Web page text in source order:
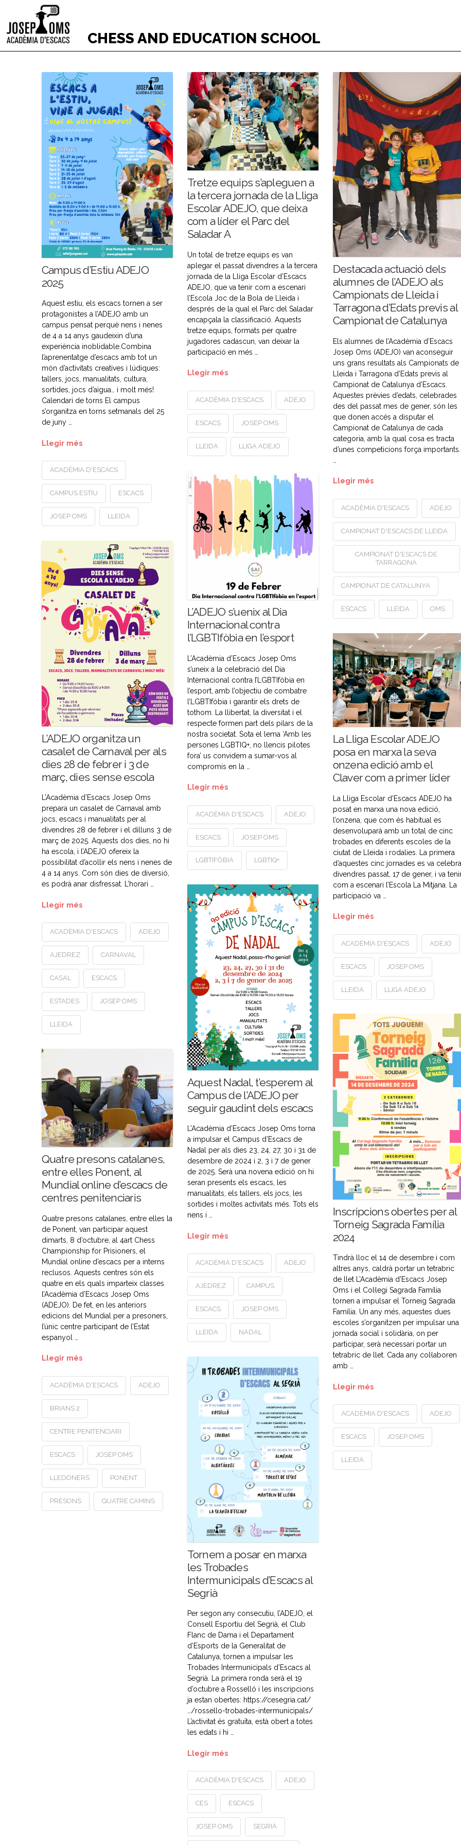
CHESS AND EDUCATION SCHOOL
Campus d’Estiu ADEJO
2025
Aquest estiu, els escacs tornen a ser
protagonistes a l’ADEJO amb un
campus pensat perquè nens i nenes
de 4 a 14 anys gaudeixin d’una
experiència inoblidable.Combina
l’aprenentatge d’escacs amb tot un
món d’activitats creatives i lúdiques:
tallers, jocs, manualitats, cultura,
sortides, jocs d’aigua… i molt més!
Calendari de torns El campus
s’organitza en torns setmanals del 25
de juny …
Llegir més
ACADÈMIA D'ESCACS
CAMPUS ESTIU ESCACS
JOSEP OMS LLEIDA
Tretze equips s’apleguen a
la tercera jornada de la Lliga
Escolar ADEJO, que deixa
com a líder el Parc del
Saladar A
Un total de tretze equips es van
aplegar el passat divendres a la tercera
jornada de la Lliga Escolar d’Escacs
ADEJO, que va tenir com a escenari
l’Escola Joc de la Bola de Lleida i
després de la qual el Parc del Saladar
encapçala la classificació. Aquests
tretze equips, formats per quatre
jugadores cadascun, van deixar la
participació en més …
Llegir més
ACADÈMIA D'ESCACS ADEJO
ESCACS JOSEP OMS
LLEIDA LLIGA ADEJO
Destacada actuació dels
alumnes de l’ADEJO als
Campionats de Lleida i
Tarragona d’Edats previs al
Campionat de Catalunya
Els alumnes de l’Acadèmia d’Escacs
Josep Oms (ADEJO) van aconseguir
uns grans resultats als Campionats de
Lleida i Tarragona d’Edats previs al
Campionat de Catalunya d’Escacs.
Aquestes prèvies d’edats, celebrades
des del passat mes de gener, són les
que donen accés a disputar el
Campionat de Catalunya de cada
categoria, amb la qual cosa es tracta
d’unes competicions força importants.
Llegir més
ACADÈMIA D'ESCACS ADEJO
CAMPIONAT D'ESCACS DE LLEIDA
CAMPIONAT D'ESCACS DE
TARRAGONA
CAMPIONAT DE CATALUNYA
ESCACS LLEIDA OMS
L’ADEJO s’uenix al Dia
Internacional contra
l’LGBTIfòbia en l’esport
L’Acadèmia d’Escacs Josep Oms
s’uneix a la celebració del Dia
Internacional contra I’LGBTIfòbia en
l’esport, amb l’objectiu de combatre
l’LGBTIfòbia i garantir els drets de
tothom. La llibertat, la diversitat i el
respecte formen part dels pilars de la
nostra societat. Sota el lema ‘Amb les
persones LGBTIQ+, no llencis pilotes
fora’ us convidem a sumar-vos al
compromís en la …
Llegir més
ACADÈMIA D'ESCACS ADEJO
ESCACS JOSEP OMS
LGBTIFÒBIA LGBTIQ+
L’ADEJO organitza un
casalet de Carnaval per als
dies 28 de febrer i 3 de
març, dies sense escola
L’Acadèmia d’Escacs Josep Oms
prepara un casalet de Carnaval amb
jocs, escacs i manualitats per al
divendres 28 de febrer i el dilluns 3 de
març de 2025. Aquests dos dies, no hi
ha escola, i l’ADEJO ofereix la
possibilitat d’acollir els nens i nenes de
4 a 14 anys. Com són dies de diversió,
es podrà anar disfressat. L’horari …
Llegir més
ACADÈMIA D'ESCACS ADEJO
AJEDREZ CARNAVAL
CASAL ESCACS
ESTADES JOSEP OMS
LLEIDA
La Lliga Escolar ADEJO
posa en marxa la seva
onzena edició amb el
Claver com a primer líder
La Lliga Escolar d’Escacs ADEJO ha
posat en marxa una nova edició,
l’onzena, que com és habitual es
desenvoluparà amb un total de cinc
trobades en diferents escoles de la
ciutat de Lleida i rodalies. La primera
d’aquestes cinc jornades es va
divendres passat, 17 de gener, i va
com a escenari l’Escola La Mitjana. La
participació va …
Llegir més
ACADÈMIA D'ESCACS ADEJO
ESCACS JOSEP OMS
LLEIDA LLIGA ADEJO
Aquest Nadal, t’esperem al
Campus de l’ADEJO per
seguir gaudint dels escacs
L’Acadèmia d’Escacs Josep Oms torna
a impulsar el Campus d’Escacs de
Nadal per als dies 23, 24, 27, 30 i 31 de
desembre de 2024 i 2, 3 i 7 de gener
de 2025. Serà una novena edició on hi
seran presents els escacs, les
manualitats, els tallers, els jocs, les
sortides i moltes activitats més. Tots els
nens i …
Llegir més
ACADÈMIA D'ESCACS ADEJO
AJEDREZ CAMPUS
ESCACS JOSEP OMS
LLEIDA NADAL
Inscripcions obertes per al
Torneig Sagrada Família
2024
Tindrà lloc el 14 de desembre i com
altres anys, caldrà portar un tetrabric
de llet L’Acadèmia d’Escacs Josep
Oms i el Col·legi Sagrada Família
tornen a impulsar el Torneig Sagrada
Família. Un any més, aquestes dues
escoles s’organitzen per impulsar una
jornada social i solidària, on per
participar, serà necessari portar un
tetrabric de llet. Cada any col·laboren
amb …
Llegir més
ACADÈMIA D'ESCACS ADEJO
ESCACS JOSEP OMS
LLEIDA
Quatre presons catalanes,
entre elles Ponent, al
Mundial online d’escacs de
centres penitenciaris
Quatre presons catalanes, entre elles la
de Ponent, van participar aquest
dimarts, 8 d’octubre, al 4art Chess
Championship for Prisioners, el
Mundial online d’escacs per a interns
reclusos. Aquests centres són els
quatre en els quals imparteix classes
l’Acadèmia d’Escacs Josep Oms
(ADEJO). De fet, en les anteriors
edicions del Mundial per a presoners,
l’únic centre participant de l’Estat
espanyol …
Llegir més
ACADÈMIA D'ESCACS ADEJO
BRIANS 2
CENTRE PENITENCIARI
ESCACS JOSEP OMS
LLEDONERS PONENT
PRESONS QUATRE CAMINS
Tornem a posar en marxa
les Trobades
Intermunicipals d’Escacs al
Segrià
Per segon any consecutiu, l’ADEJO, el
Consell Esportiu del Segrià, el Club
Flanc de Dama i el Departament
d’Esports de la Generalitat de
Catalunya, tornen a impulsar les
Trobades Intermunicipals d’Escacs al
Segrià. La primera ronda serà el 19
d’octubre a Rosselló i les inscripcions
ja estan obertes: https://cesegria.cat/
…/rossello-trobades-intermunicipals/
L’activitat és gratuïta, està obert a totes
les edats i hi …
Llegir més
ACADÈMIA D'ESCACS ADEJO
CES ESCACS
JOSEP OMS SEGRIÀ